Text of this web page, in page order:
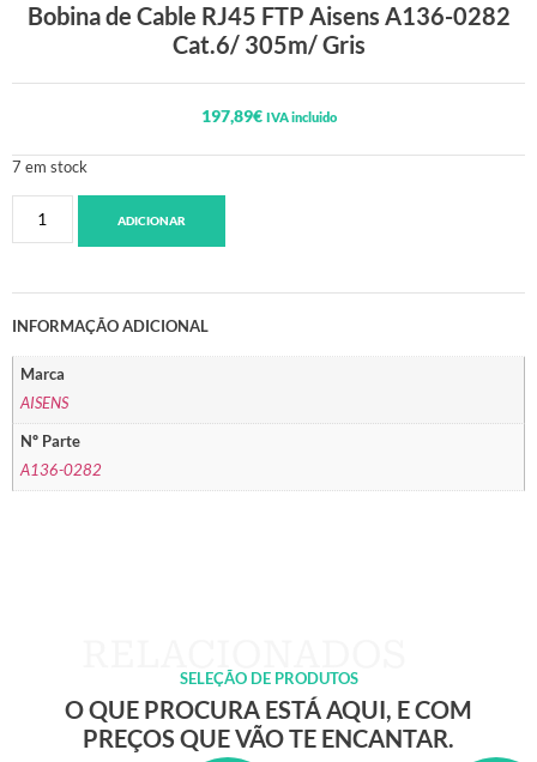
Bobina de Cable RJ45 FTP Aisens A136-0282
Cat.6/ 305m/ Gris
197,89€ IVA incluido
7 em stock
ADICIONAR
INFORMAÇÃO ADICIONAL
Marca
AISENS
Nº Parte
A136-0282
SELEÇÃO DE PRODUTOS
O QUE PROCURA ESTÁ AQUI, E COM
PREÇOS QUE VÃO TE ENCANTAR.